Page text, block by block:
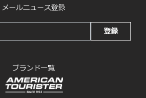
メールニュース登録
登録
ブランド一覧